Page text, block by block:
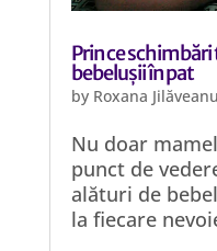
Prin ce
bebelușii în pat
by Roxana Jilăveanu
Nu doar
punct de
alături de
la fiecare